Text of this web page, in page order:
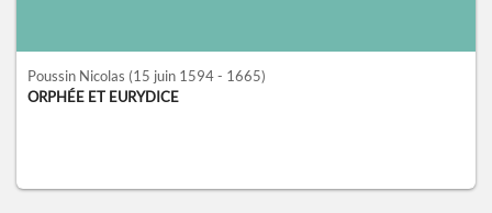
Poussin Nicolas (15 juin 1594 - 1665)
ORPHÉE ET EURYDICE